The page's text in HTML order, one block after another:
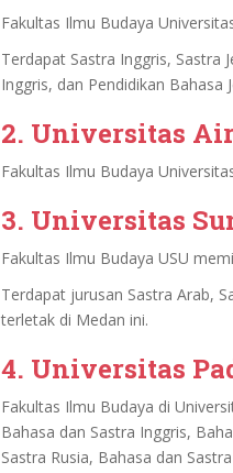
Fakultas Ilmu Budaya
Terdapat Sastra Inggris, Sastra
Inggris, dan Pendidikan Bahasa
2. Universitas
Fakultas Ilmu Budaya
3. Universitas
Fakultas Ilmu Budaya USU
Terdapat jurusan Sastra Arab,
terletak di Medan ini.
4. Universitas
Fakultas Ilmu Budaya di
Bahasa dan Sastra Inggris,
Sastra Rusia, Bahasa dan